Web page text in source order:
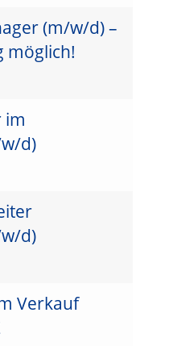
(m/w/d) –
möglich!
im
d)
d)
Verkauf